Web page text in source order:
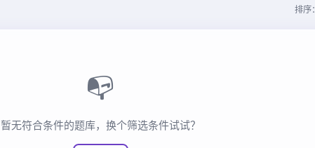
排序：
📭
暂无符合条件的题库，换个筛选条件试试？